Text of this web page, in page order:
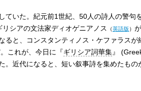
ていた。紀元前1世紀、50人の詩人の警句
シアの文法家ディオゲニアノス （英語版）
ると、コンスタンティノス・ケファラス
これが、今日に『ギリシア詞華集』
。近代になると、短い叙事詩を集めたもの